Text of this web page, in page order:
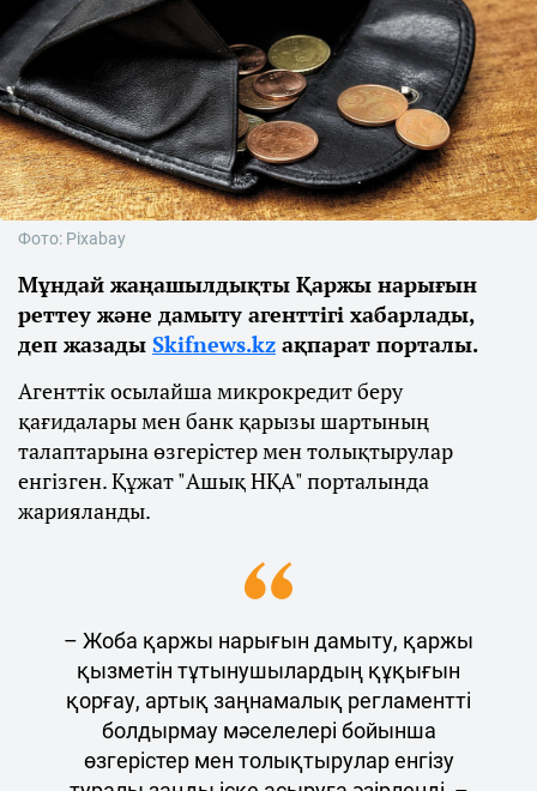
Фото: Pixabay
Мұндай жаңашылдықты Қаржы нарығын
реттеу және дамыту агенттігі хабарлады,
деп жазады Skifnews.kz ақпарат порталы.
Агенттік осылайша микрокредит беру
қағидалары мен банк қарызы шартының
талаптарына өзгерістер мен толықтырулар
енгізген. Құжат "Ашық НҚА" порталында
жарияланды.
– Жоба қаржы нарығын дамыту, қаржы
қызметін тұтынушылардың құқығын
қорғау, артық заңнамалық регламентті
болдырмау мәселелері бойынша
өзгерістер мен толықтырулар енгізу